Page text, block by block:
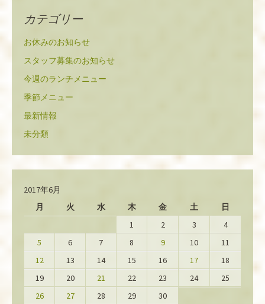
カテゴリー
お休みのお知らせ
スタッフ募集のお知らせ
今週のランチメニュー
季節メニュー
最新情報
未分類
2017年6月
月
火 水 木 金 土 日
1 2 3
4
5
6 7 8 9 10
11
12
13 14 15 16 17
18
19
20 21 22 23 24
25
26
27 28 29 30